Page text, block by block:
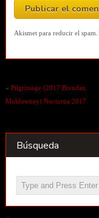
Akismet para reducir el spam.
« Pilgrimage (2017 Brendan
Muldowney) Nocturna 2017
Búsqueda